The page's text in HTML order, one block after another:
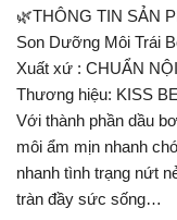
🌿THÔNG TIN SẢN
Son Dưỡng Môi Trái
Xuất xứ : CHUẨN
Thương hiệu: KISS
Với thành phần dầu
môi ẩm mịn nhanh
nhanh tình trạng nứt
tràn đầy sức sống…